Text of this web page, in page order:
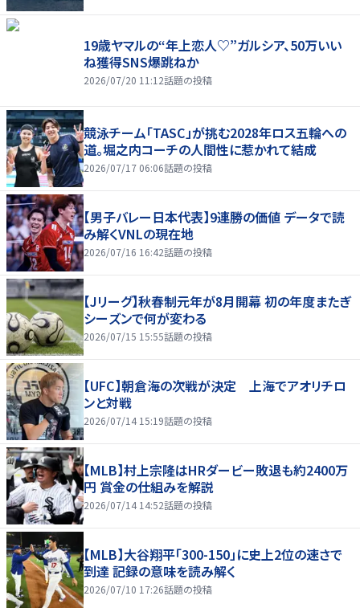
19歳ヤマルの“年上恋人♡”ガルシア、50万いい
ね獲得SNS爆跳ねか
2026/07/20 11:12話題の投稿
競泳チーム「TASC」が挑む2028年ロス五輪への
道。堀之内コーチの人間性に惹かれて結成
2026/07/17 06:06話題の投稿
【男子バレー日本代表】9連勝の価値 データで読
み解くVNLの現在地
2026/07/16 16:42話題の投稿
【Jリーグ】秋春制元年が8月開幕 初の年度またぎ
シーズンで何が変わる
2026/07/15 15:55話題の投稿
【UFC】朝倉海の次戦が決定 上海でアオリチロ
ンと対戦
2026/07/14 15:19話題の投稿
【MLB】村上宗隆はHRダービー敗退も約2400万
円 賞金の仕組みを解説
2026/07/14 14:52話題の投稿
【MLB】大谷翔平「300-150」に史上2位の速さで
到達 記録の意味を読み解く
2026/07/10 17:26話題の投稿